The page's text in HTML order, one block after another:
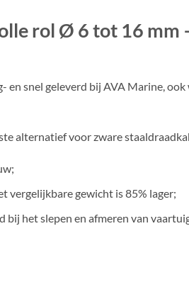
rol Ø 6 tot 16 mm
snel geleverd bij AVA Marine, ook
alternatief voor zware
vergelijkbare gewicht is 85% lager;
bij het slepen en afmeren van